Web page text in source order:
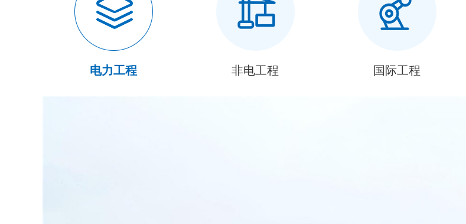
电力工程 非电工程 国际工程